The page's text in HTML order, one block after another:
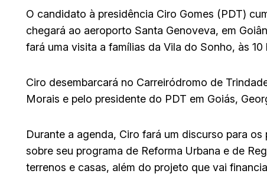
O candidato à presidência Ciro Gomes (PDT)
chegará ao aeroporto Santa Genoveva, em
fará uma visita a famílias da Vila do Sonho, às 10
Ciro desembarcará no Carreiródromo de
Morais e pelo presidente do PDT em Goiás,
Durante a agenda, Ciro fará um discurso para
sobre seu programa de Reforma Urbana e de
terrenos e casas, além do projeto que vai